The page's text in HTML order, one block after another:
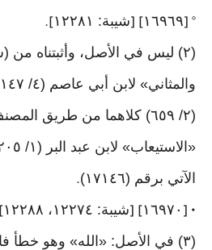
° [١٦٩٦٩] [شيبة: ١٢٢٨١ ].
(٢) ليس في الأصل، وأثبتناه من
(٢/ ٦٥٩) كلاهما من طريق
الآتي برقم (١٧١٤٦)
.
• [ ١٦٩٧٠] [شيبة: ١٢٢٧٤، ١٢٢٨٨
(٣) في الأصل: «الله» وهو